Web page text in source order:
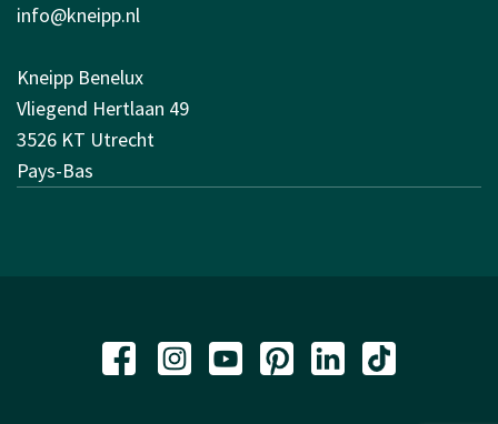
info@kneipp.nl
Kneipp Benelux
Vliegend Hertlaan 49
3526 KT Utrecht
Pays-Bas